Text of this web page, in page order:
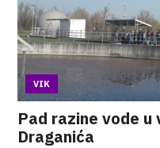
VIK
Pad razine vode u
Draganića